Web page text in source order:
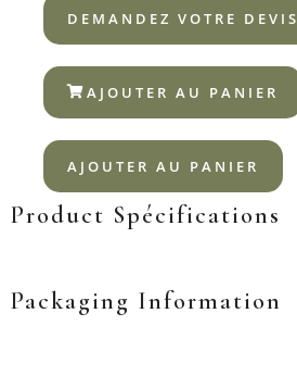
DEMANDEZ VOTRE DEVIS
AJOUTER AU PANIER
AJOUTER AU PANIER
Product Spécifications
Packaging Information